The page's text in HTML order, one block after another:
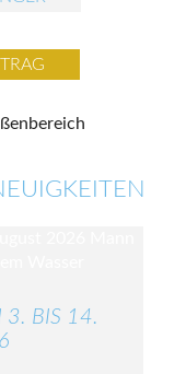
3. BIS 14.